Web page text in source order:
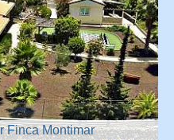
Finca Montimar